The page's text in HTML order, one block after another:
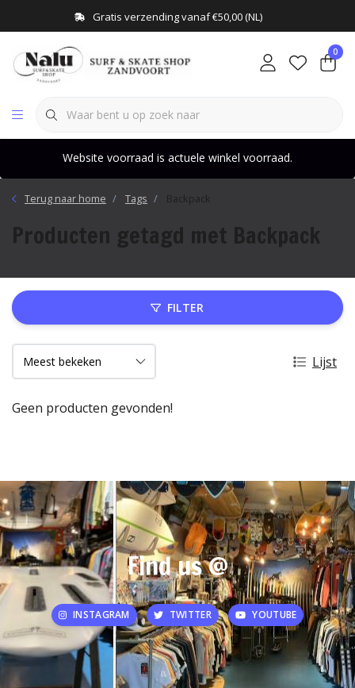
Gratis verzending vanaf €50,00 (NL)
0
Website voorraad is actuele winkel voorraad.
Terug naar home Tags Backpack
Producten getagd met Backpack
FILTER
Lijst
Geen producten gevonden!
Find us @
INSTAGRAM TWITTER YOUTUBE